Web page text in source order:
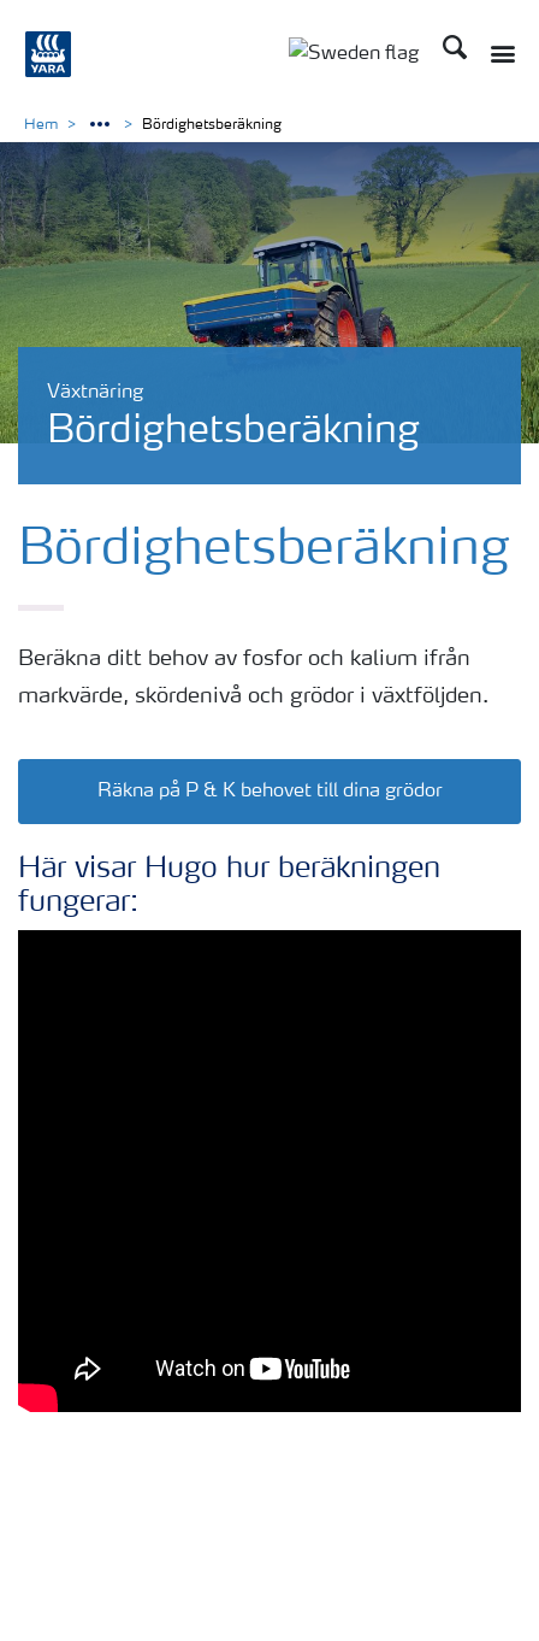
Sök
Växtnäring
Bördighetsberäkning
Hem Bördighetsberäkning
Bördighetsberäkning
Beräkna ditt behov av fosfor och kalium ifrån
markvärde, skördenivå och grödor i växtföljden.
Räkna på P & K behovet till dina grödor
Här visar Hugo hur beräkningen
fungerar: